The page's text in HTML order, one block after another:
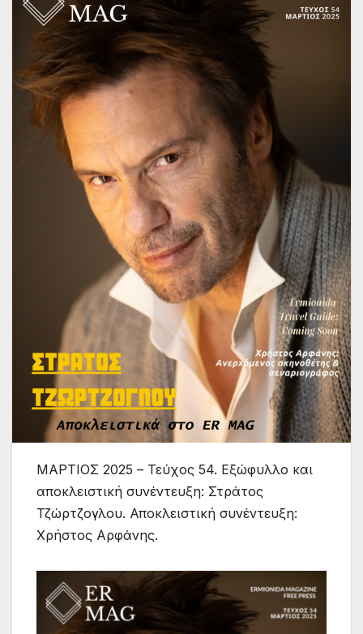
ΜΑΡΤΙΟΣ 2025 – Τεύχος 54. Εξώφυλλο και
αποκλειστική συνέντευξη: Στράτος
Τζώρτζογλου. Αποκλειστική συνέντευξη:
Χρήστος Αρφάνης.